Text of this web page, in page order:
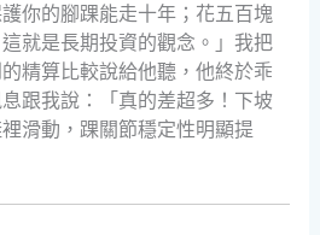
護你的腳踝能走十年；花五百塊
就是長期投資的觀念。」我把
精算比較說給他聽，他終於乖
跟我說：「真的差超多！下坡
滑動，踝關節穩定性明顯提